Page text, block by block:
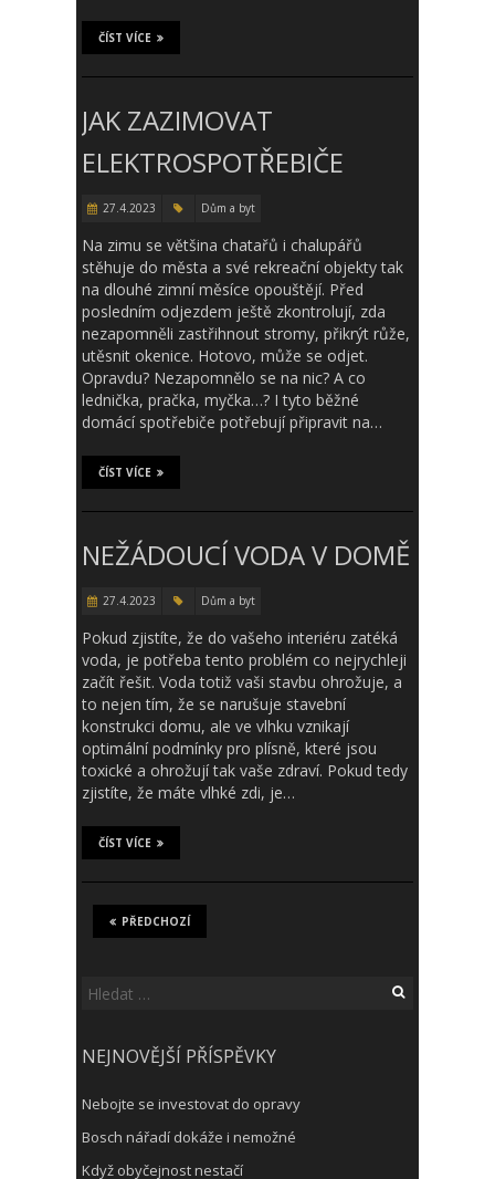
ČÍST VÍCE
JAK ZAZIMOVAT
ELEKTROSPOTŘEBIČE
27.4.2023 Dům a byt
Na zimu se většina chatařů i chalupářů
stěhuje do města a své rekreační objekty tak
na dlouhé zimní měsíce opouštějí. Před
posledním odjezdem ještě zkontrolují, zda
nezapomněli zastřihnout stromy, přikrýt růže,
utěsnit okenice. Hotovo, může se odjet.
Opravdu? Nezapomnělo se na nic? A co
lednička, pračka, myčka…? I tyto běžné
domácí spotřebiče potřebují připravit na…
ČÍST VÍCE
NEŽÁDOUCÍ VODA V DOMĚ
27.4.2023 Dům a byt
Pokud zjistíte, že do vašeho interiéru zatéká
voda, je potřeba tento problém co nejrychleji
začít řešit. Voda totiž vaši stavbu ohrožuje, a
to nejen tím, že se narušuje stavební
konstrukci domu, ale ve vlhku vznikají
optimální podmínky pro plísně, které jsou
toxické a ohrožují tak vaše zdraví. Pokud tedy
zjistíte, že máte vlhké zdi, je…
ČÍST VÍCE
PŘEDCHOZÍ
Vyhledávání
NEJNOVĚJŠÍ PŘÍSPĚVKY
Nebojte se investovat do opravy
Bosch nářadí dokáže i nemožné
Když obyčejnost nestačí